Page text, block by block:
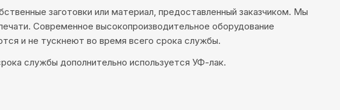
заготовки или материал, предоставленный заказчиком. Мы
Современное высокопроизводительное оборудование
и не тускнеют во время всего срока службы.
службы дополнительно используется УФ-лак.